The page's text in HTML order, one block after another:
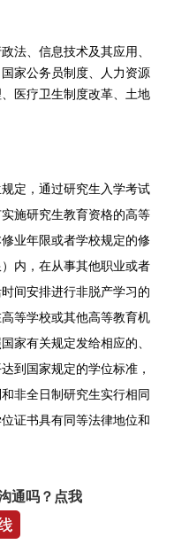
法、信息技术及其应用、
家公务员制度、人力资源
医疗卫生制度改革、土地
定，通过研究生入学考试
施研究生教育资格的高等
业年限或者学校规定的修
内，在从事其他职业或者
间安排进行非脱产学习的
等学校或其他高等教育机
家有关规定发给相应的、
到国家规定的学位标准，
非全日制研究生实行相同
证书具有同等法律地位和
通吗？点我